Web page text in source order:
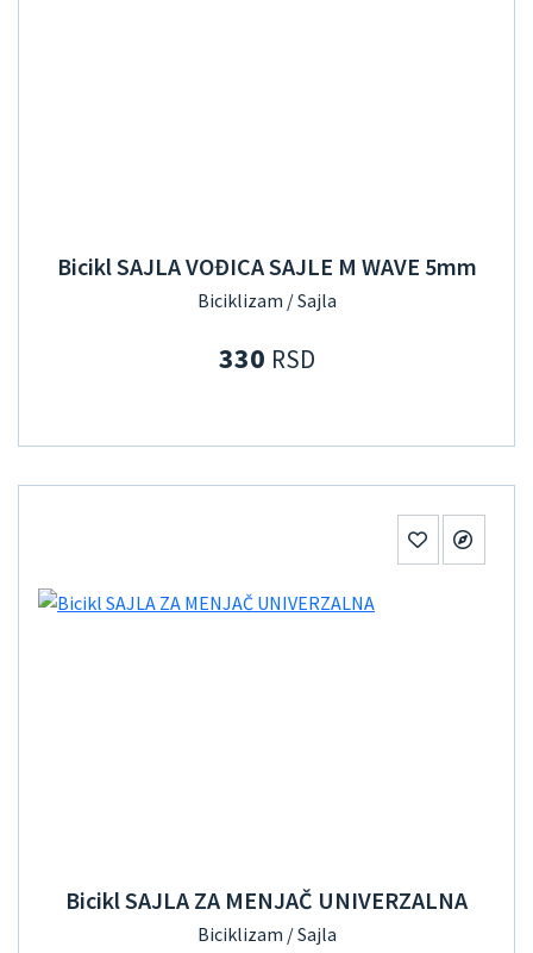
Bicikl SAJLA VOĐICA SAJLE M WAVE 5mm
Biciklizam / Sajla
330 RSD
Bicikl SAJLA ZA MENJAČ UNIVERZALNA
Biciklizam / Sajla